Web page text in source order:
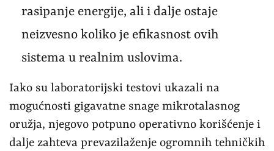
rasipanje energije, ali i dalje ostaje
neizvesno koliko je efikasnost ovih
sistema u realnim uslovima.
Iako su laboratorijski testovi ukazali na
mogućnosti gigavatne snage mikrotalasnog
oružja, njegovo potpuno operativno korišćenje i
dalje zahteva prevazilaženje ogromnih tehničkih